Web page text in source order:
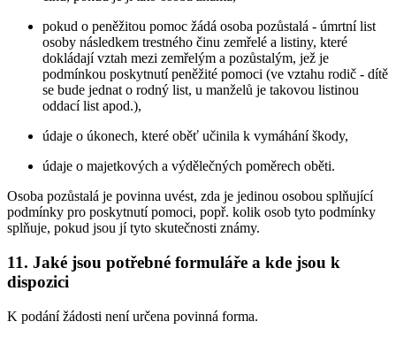
pokud o peněžitou pomoc žádá osoba pozůstalá - úmrtní list
osoby následkem trestného činu zemřelé a listiny, které
dokládají vztah mezi zemřelým a pozůstalým, jež je
podmínkou poskytnutí peněžité pomoci (ve vztahu rodič - dítě
se bude jednat o rodný list, u manželů je takovou listinou
oddací list apod.),
údaje o úkonech, které oběť učinila k vymáhání škody,
údaje o majetkových a výdělečných poměrech oběti.
Osoba pozůstalá je povinna uvést, zda je jedinou osobou splňující
podmínky pro poskytnutí pomoci, popř. kolik osob tyto podmínky
splňuje, pokud jsou jí tyto skutečnosti známy.
11. Jaké jsou potřebné formuláře a kde jsou k
dispozici
K podání žádosti není určena povinná forma.